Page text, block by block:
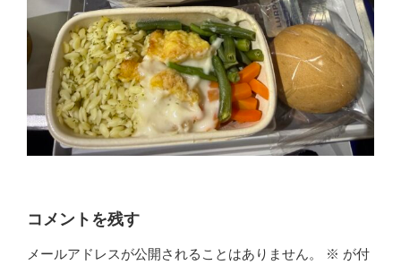
コメントを残す
メールアドレスが公開されることはありません。 ※ が付